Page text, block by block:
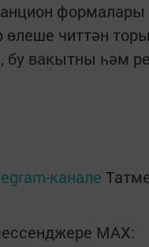
формалары
өлеше читтән
бу вакытны һәм
канале
MАХ: